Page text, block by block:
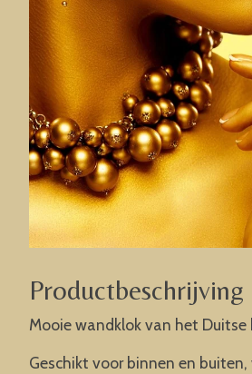
Productbeschrijving
Mooie wandklok van het
Geschikt voor binnen en